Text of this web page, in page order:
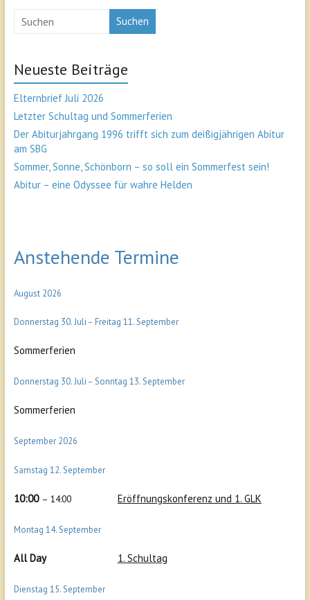
Suchen
Neueste Beiträge
Elternbrief Juli 2026
Letzter Schultag und Sommerferien
Der Abiturjahrgang 1996 trifft sich zum deißigjährigen Abitur
am SBG
Sommer, Sonne, Schönborn – so soll ein Sommerfest sein!
Abitur – eine Odyssee für wahre Helden
Anstehende Termine
August 2026
Donnerstag 30.Juli – Freitag 11.September
Sommerferien
Donnerstag 30.Juli – Sonntag 13.September
Sommerferien
September 2026
Samstag 12.September
10:00 – 14:00 Eröffnungskonferenz und 1. GLK
Montag 14.September
All Day 1. Schultag
Dienstag 15.September